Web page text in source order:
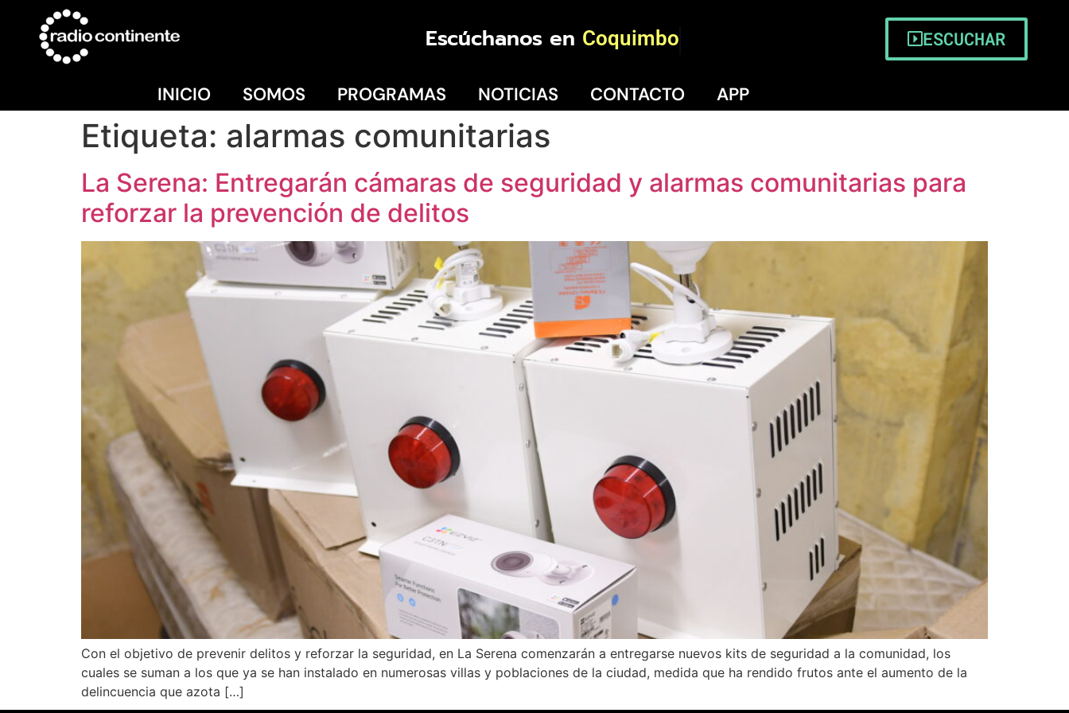
Escúchanos en Coquimbo ESCUCHAR
INICIO SOMOS PROGRAMAS NOTICIAS CONTACTO APP
Etiqueta: alarmas comunitarias
La Serena: Entregarán cámaras de seguridad y alarmas comunitarias para
reforzar la prevención de delitos
Con el objetivo de prevenir delitos y reforzar la seguridad, en La Serena comenzarán a entregarse nuevos kits de seguridad a la comunidad, los
cuales se suman a los que ya se han instalado en numerosas villas y poblaciones de la ciudad, medida que ha rendido frutos ante el aumento de la
delincuencia que azota […]